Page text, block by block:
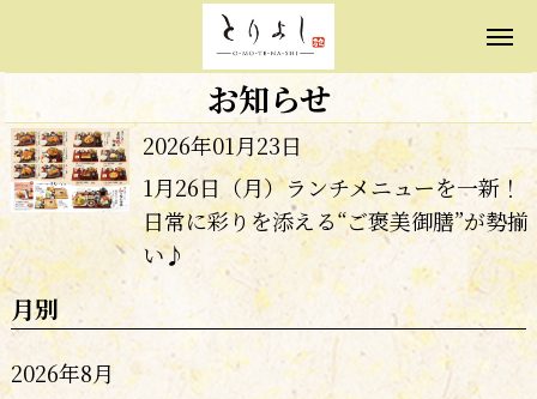
お知らせ
2026年01月23日
1月26日（月）ランチメニューを一新！
日常に彩りを添える“ご褒美御膳”が勢揃
い♪
月別
2026年8月